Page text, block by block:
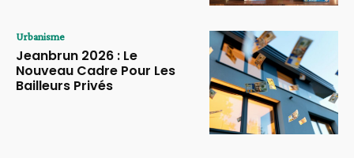
Urbanisme
Jeanbrun 2026 : Le
Nouveau Cadre Pour Les
Bailleurs Privés